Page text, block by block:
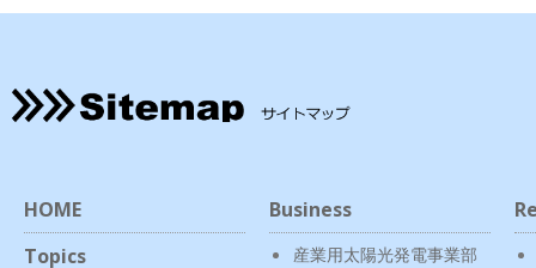
HOME
Topics
Business
産業用太陽光発電事業部